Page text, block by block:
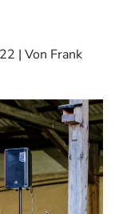
| Von Frank